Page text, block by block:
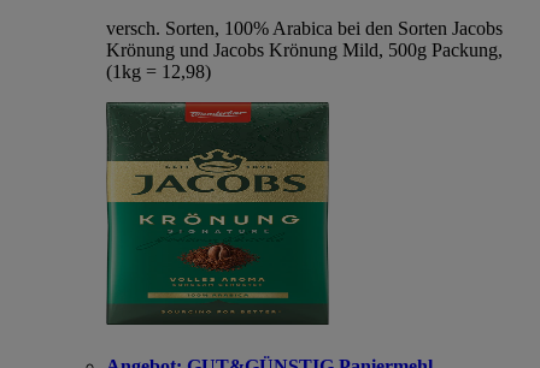
versch. Sorten, 100% Arabica bei den Sorten Jacobs
Krönung und Jacobs Krönung Mild, 500g Packung,
(1kg = 12,98)